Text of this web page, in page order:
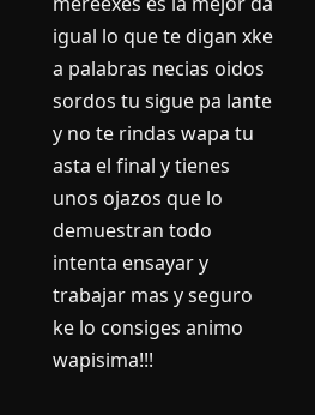
igual lo que te digan xke
a palabras necias oidos
sordos tu sigue pa lante
y no te rindas wapa tu
asta el final y tienes
unos ojazos que lo
demuestran todo
intenta ensayar y
trabajar mas y seguro
ke lo consiges animo
wapisima!!!